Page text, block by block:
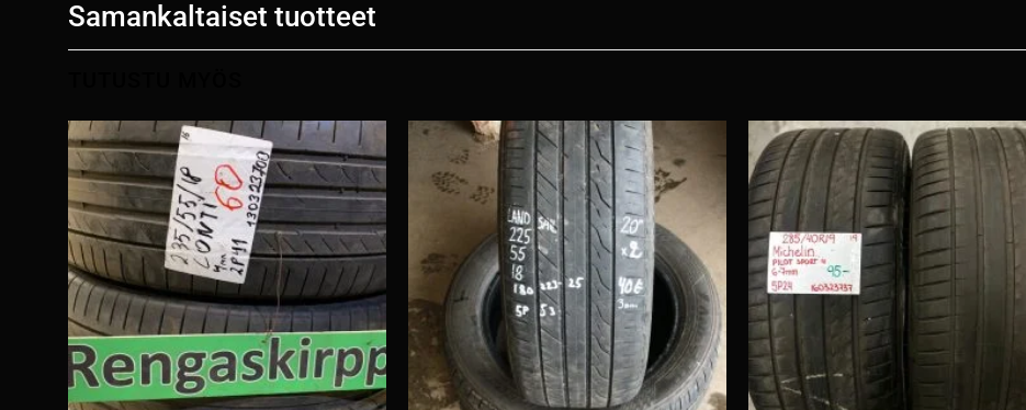
Samankaltaiset tuotteet